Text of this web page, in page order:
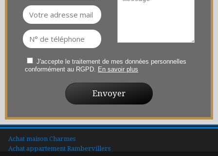
J'accepte le traitement de mes données personnelles
conformément au RGPD. En savoir plus
Achat maison Charmes
Achat appartement Rambervillers